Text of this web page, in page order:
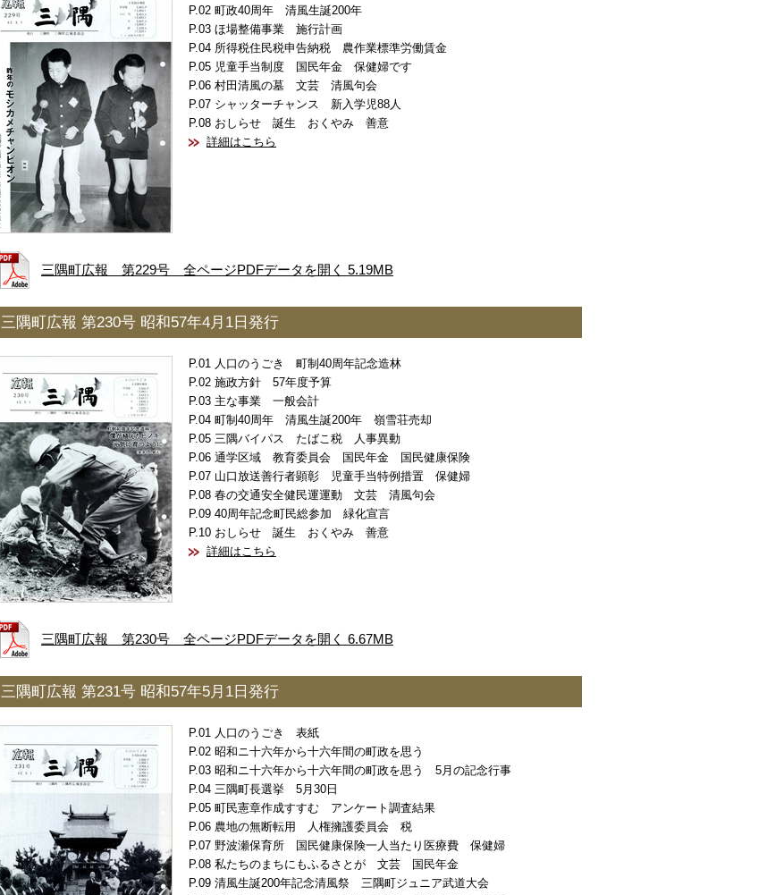
町政40周年 清風生誕200年
ほ場整備事業 施行計画
所得税住民税申告納税 農作業標準労働賃金
児童手当制度 国民年金 保健婦です
村田清風の墓 文芸 清風句会
シャッターチャンス 新入学児88人
おしらせ 誕生 おくやみ 善意
詳細はこちら
三隅町広報 第229号 全ページPDFデータを開く 5.19MB
三隅町広報 第230号 昭和57年4月1日発行
人口のうごき 町制40周年記念造林
施政方針 57年度予算
主な事業 一般会計
町制40周年 清風生誕200年 嶺雪荘売却
三隅バイパス たばこ税 人事異動
通学区域 教育委員会 国民年金 国民健康保険
山口放送善行者顕彰 児童手当特例措置 保健婦
春の交通安全健民運運動 文芸 清風句会
40周年記念町民総参加 緑化宣言
おしらせ 誕生 おくやみ 善意
詳細はこちら
三隅町広報 第230号 全ページPDFデータを開く 6.67MB
三隅町広報 第231号 昭和57年5月1日発行
人口のうごき 表紙
昭和ニ十六年から十六年間の町政を思う
昭和ニ十六年から十六年間の町政を思う 5月の記念行事
三隅町長選挙 5月30日
町民憲章作成すすむ アンケート調査結果
農地の無断転用 人権擁護委員会 税
野波瀬保育所 国民健康保険一人当たり医療費 保健婦
私たちのまちにもふるさとが 文芸 国民年金
清風生誕200年記念清風祭 三隅町ジュニア武道大会